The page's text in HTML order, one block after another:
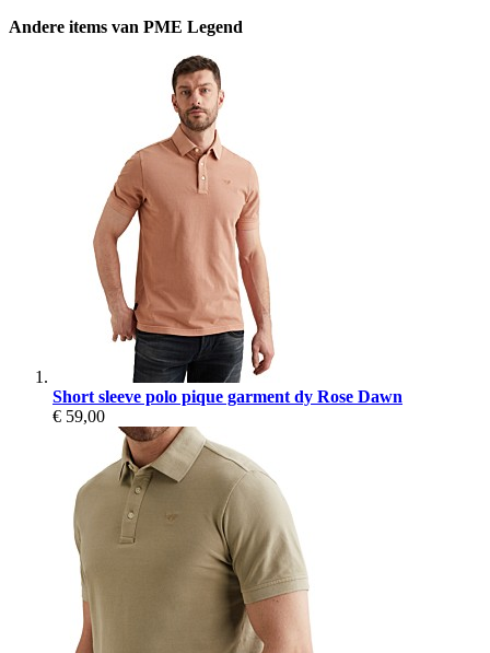
Andere items van PME Legend
Short sleeve polo pique garment dy Rose Dawn
€ 59,00